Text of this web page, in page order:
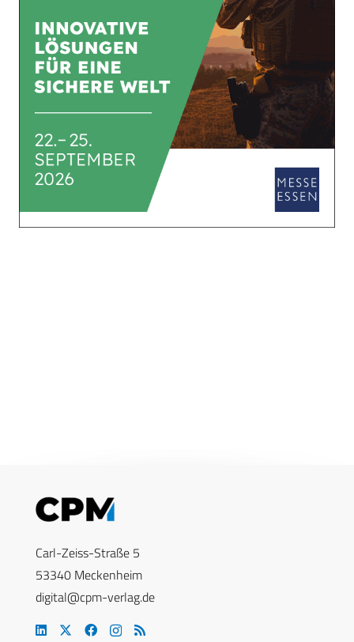
Carl-Zeiss-Straße 5
53340 Meckenheim
digital@cpm-verlag.de